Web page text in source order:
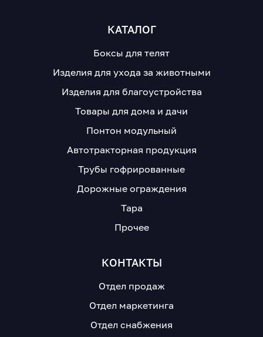
КАТАЛОГ
Боксы для телят
Изделия для ухода за животными
Изделия для благоустройства
Товары для дома и дачи
Понтон модульный
Автотракторная продукция
Трубы гофрированные
Дорожные ограждения
Тара
Прочее
КОНТАКТЫ
Отдел продаж
Отдел маркетинга
Отдел снабжения